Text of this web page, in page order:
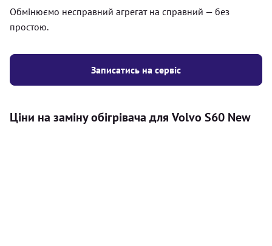
Записатись на сервіс
Обмінюємо несправний агрегат на справний — без
простою.
Ціни на заміну обігрівача для Volvo S60 New